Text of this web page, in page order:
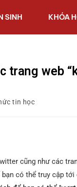
SINH KHÓA
trang web
tin học
cũng như các
có thể truy cập